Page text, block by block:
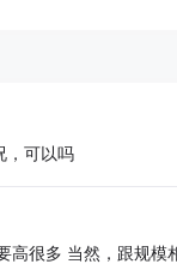
，可以吗
很多 当然，跟规